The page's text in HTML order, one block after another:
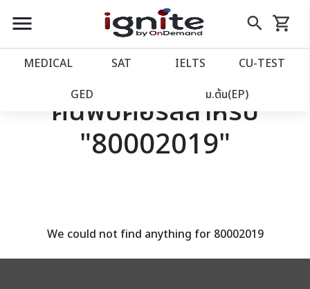
close
account_balance หน้าแรก
เว็บไซต์อิกไนท์
โปรโมชั่น
assignment ลงทะเบียน
menu search
Skip
to
shopping_cart
รถเข็น
MEDICAL SAT IELTS CU‑TEST
GED ม.ต้น(EP)
ค้นพบคอร์สสำหรับ
"80002019"
We could not find anything for 80002019